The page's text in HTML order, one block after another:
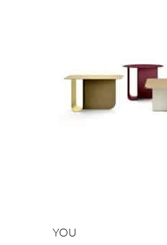
YOU